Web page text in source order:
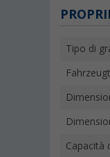
Tipo di
Capacità